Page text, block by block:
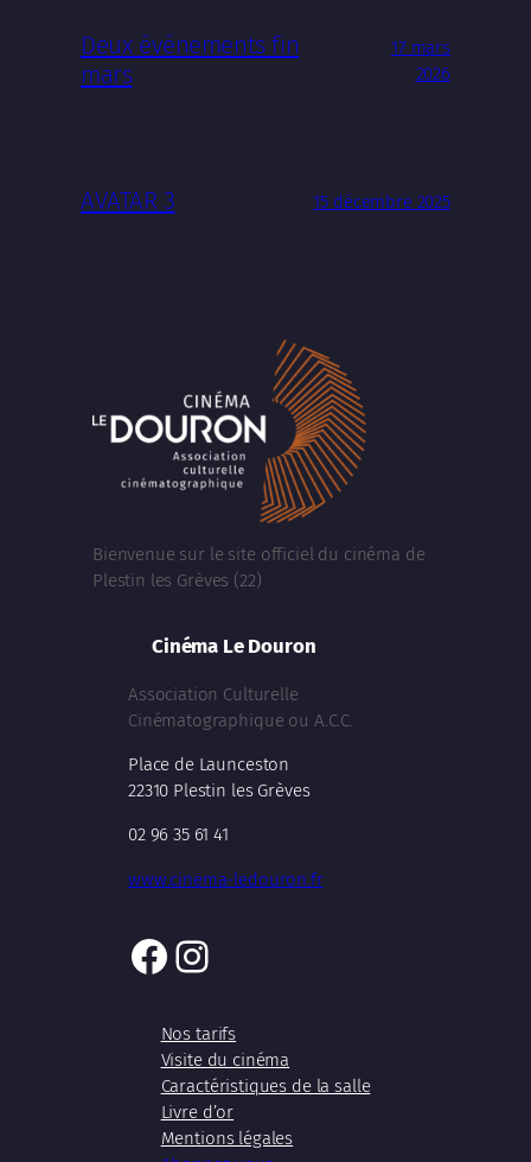
Deux événements fin
mars
17 mars
2026
AVATAR 3 15 décembre 2025
Bienvenue sur le site officiel du cinéma de
Plestin les Grèves (22)
Cinéma Le Douron
Association Culturelle
Cinématographique ou A.C.C.
Place de Launceston
22310 Plestin les Grèves
02 96 35 61 41
www.cinema-ledouron.fr
Facebook
Instagram
Nos tarifs
Visite du cinéma
Caractéristiques de la salle
Livre d’or
Mentions légales